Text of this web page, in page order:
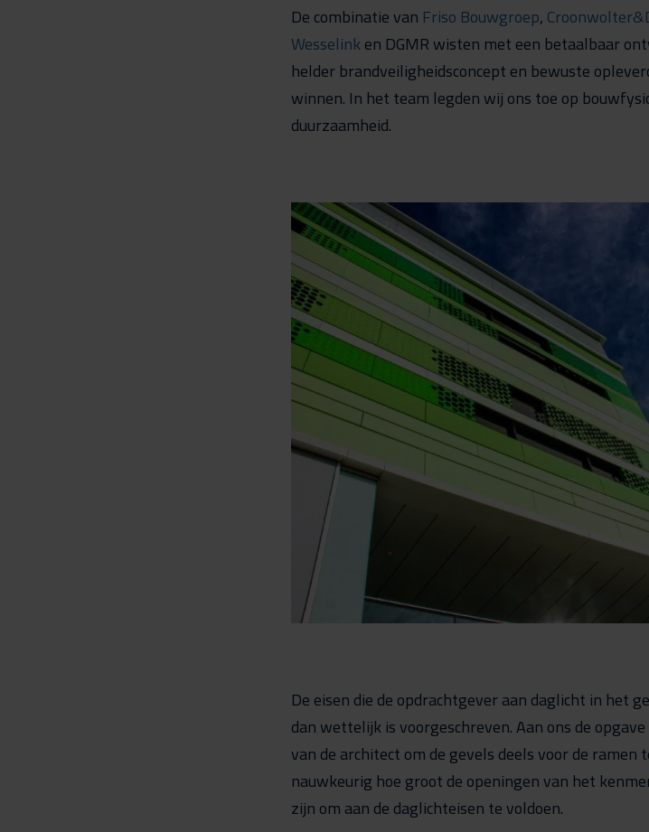
De combinatie van Friso Bouwgroep,
Wesselinken DGMR wisten met een betaalbaar
helder brandveiligheidsconcept en bewuste
winnen. In het team legden wij ons toe op
duurzaamheid.
De eisen die de opdrachtgever aan daglicht in het
dan wettelijk is voorgeschreven. Aan ons de
van de architect om de gevels deels voor de
nauwkeurig hoe groot de openingen van het
zijn om aan de daglichteisen te voldoen.